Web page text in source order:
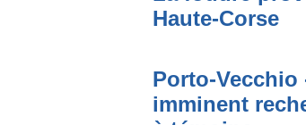
Haute-Corse
Porto-Vecchio
imminent